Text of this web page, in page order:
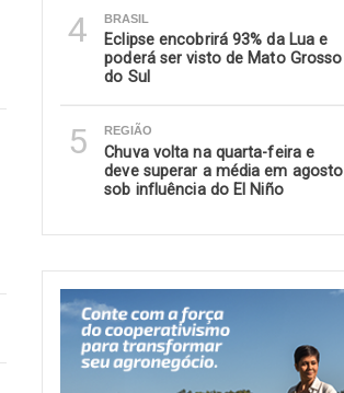
4 BRASIL
Eclipse encobrirá 93% da Lua e
poderá ser visto de Mato Grosso
do Sul
5 REGIÃO
Chuva volta na quarta-feira e
deve superar a média em agosto
sob influência do El Niño